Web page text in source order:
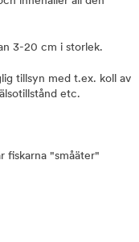
3-20 cm i storlek.
tillsyn med t.ex. koll av
etc.
fiskarna "småäter"